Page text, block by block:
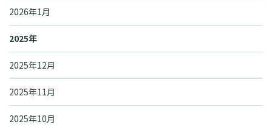
2026年1月
2025年
2025年12月
2025年11月
2025年10月